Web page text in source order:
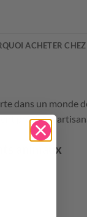
ACHETER CHEZ
dans un monde
précision
animaux